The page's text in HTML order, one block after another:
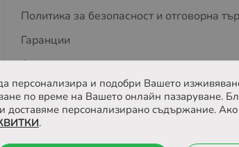
Политика за безопасност и отговорна
Гаранции
Съвети за защита на деца и домашни
Отзиви
персонализира и подобри Вашето
по време на Вашето онлайн пазаруване.
доставяме персонализирано съдържание.
.